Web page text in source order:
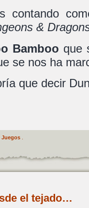
contando
&
Bamboo que
se nos ha
que decir
Juegos.
el tejado…